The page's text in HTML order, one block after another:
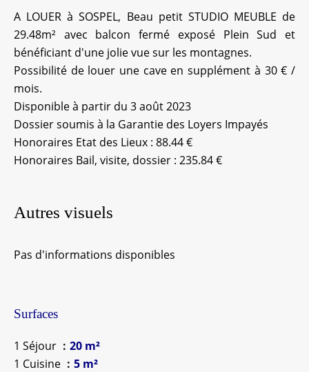
A LOUER à SOSPEL, Beau petit STUDIO MEUBLE de
29.48m² avec balcon fermé exposé Plein Sud et
bénéficiant d'une jolie vue sur les montagnes.
Possibilité de louer une cave en supplément à 30 € /
mois.
Disponible à partir du 3 août 2023
Dossier soumis à la Garantie des Loyers Impayés
Honoraires Etat des Lieux : 88.44 €
Honoraires Bail, visite, dossier : 235.84 €
Autres visuels
Pas d'informations disponibles
Surfaces
1 Séjour
20 m²
1 Cuisine
5 m²